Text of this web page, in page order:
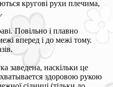
кругові рухи плечима,
Повільно і плавно
вперед і до межі тому.
заведена, наскільки це
здоровою рукою